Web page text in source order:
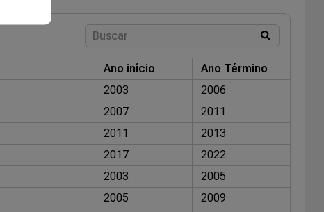
Ano início
Ano Término
2003
2006
2007
2011
2011
2013
2017
2022
2003
2005
2005
2009